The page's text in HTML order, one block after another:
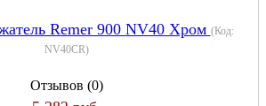
Remer 900 NV40 Хром (Код:
NV40CR)
Отзывов (0)